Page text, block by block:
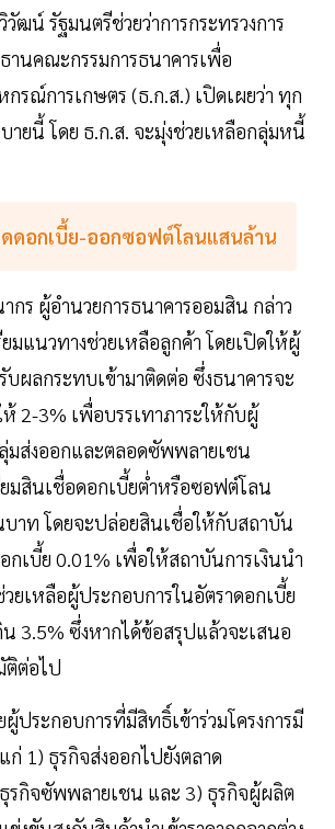
ฒน์ รัฐมนตรีช่วยว่าการกระทรวงการ
านคณะกรรมการธนาคารเพื่อ
กรณ์การเกษตร (ธ.ก.ส.) เปิดเผยว่า ทุก
ายนี้ โดย ธ.ก.ส. จะมุ่งช่วยเหลือกลุ่มหนี้
ดอกเบี้ย-ออกซอฟต์โลนแสนล้าน
กร ผู้อำนวยการธนาคารออมสิน กล่าว
ยมแนวทางช่วยเหลือลูกค้า โดยเปิดให้ผู้
ผลกระทบเข้ามาติดต่อ ซึ่งธนาคารจะ
ห้ 2-3% เพื่อบรรเทาภาระให้กับผู้
มส่งออกและตลอดซัพพลายเชน
มสินเชื่อดอกเบี้ยต่ำหรือซอฟต์โลน
บาท โดยจะปล่อยสินเชื่อให้กับสถาบัน
กเบี้ย 0.01% เพื่อให้สถาบันการเงินนำ
ยเหลือผู้ประกอบการในอัตราดอกเบี้ย
น 3.5% ซึ่งหากได้ข้อสรุปแล้วจะเสนอ
ต่อไป
ประกอบการที่มีสิทธิ์เข้าร่วมโครงการมี
ก่ 1) ธุรกิจส่งออกไปยังตลาด
รกิจซัพพลายเชน และ 3) ธุรกิจผู้ผลิต